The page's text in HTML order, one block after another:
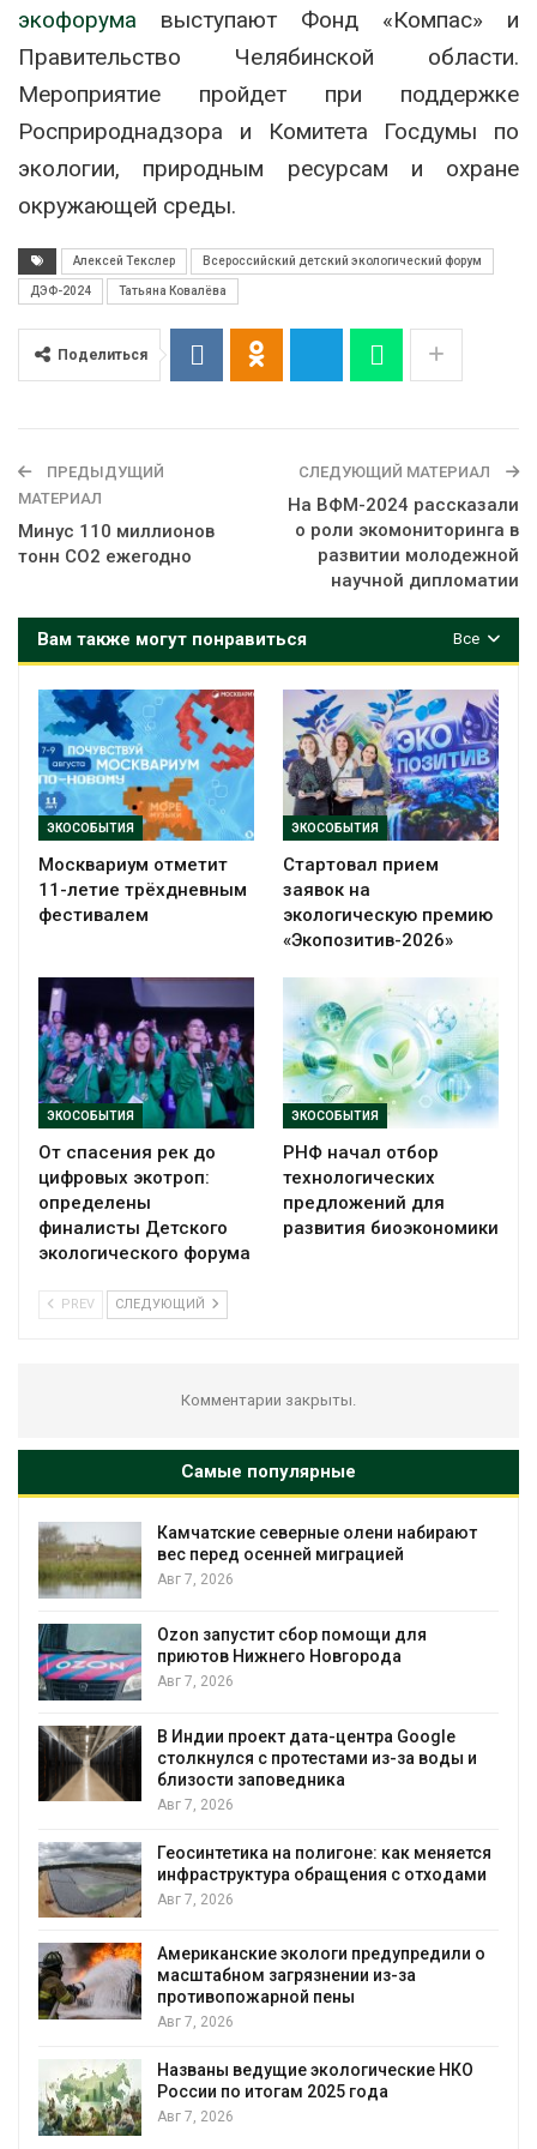
экофорума выступают Фонд «Компас» и
Правительство Челябинской области.
Мероприятие пройдет при поддержке
Росприроднадзора и Комитета Госдумы по
экологии, природным ресурсам и охране
окружающей среды.
Алексей Текслер Всероссийский детский экологический форум
ДЭФ-2024 Татьяна Ковалёва
Поделиться
ПРЕДЫДУЩИЙ
МАТЕРИАЛ
Минус 110 миллионов
тонн СО2 ежегодно
СЛЕДУЮЩИЙ МАТЕРИАЛ
На ВФМ-2024 рассказали
о роли экомониторинга в
развитии молодежной
научной дипломатии
Все
Вам также могут понравиться
ЭКОСОБЫТИЯ
Москвариум отметит
11-летие трёхдневным
фестивалем
ЭКОСОБЫТИЯ
Стартовал прием
заявок на
экологическую премию
«Экопозитив-2026»
ЭКОСОБЫТИЯ
От спасения рек до
цифровых экотроп:
определены
финалисты Детского
экологического форума
ЭКОСОБЫТИЯ
РНФ начал отбор
технологических
предложений для
развития биоэкономики
PREV СЛЕДУЮЩИЙ
Комментарии закрыты.
Самые популярные
Камчатские северные олени набирают
вес перед осенней миграцией
Авг 7, 2026
Ozon запустит сбор помощи для
приютов Нижнего Новгорода
Авг 7, 2026
В Индии проект дата-центра Google
столкнулся с протестами из-за воды и
близости заповедника
Авг 7, 2026
Геосинтетика на полигоне: как меняется
инфраструктура обращения с отходами
Авг 7, 2026
Американские экологи предупредили о
масштабном загрязнении из-за
противопожарной пены
Авг 7, 2026
Названы ведущие экологические НКО
России по итогам 2025 года
Авг 7, 2026
Авг 7, 2026